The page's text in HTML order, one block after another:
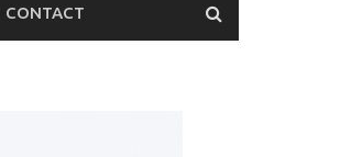
CONTACT